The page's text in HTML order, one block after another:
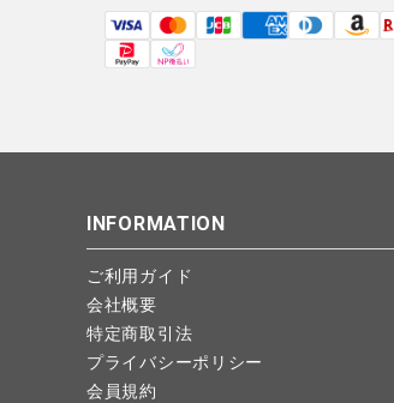
INFORMATION
ご利用ガイド
会社概要
特定商取引法
プライバシーポリシー
会員規約